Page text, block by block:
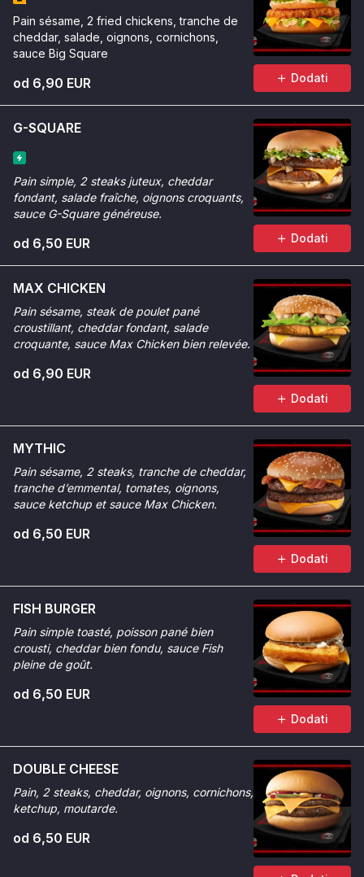
Pain sésame, 2 fried chickens, tranche de
cheddar, salade, oignons, cornichons,
sauce Big Square
od 6,90 EUR Dodati
G-SQUARE
Pain simple, 2 steaks juteux, cheddar
fondant, salade fraîche, oignons croquants,
sauce G-Square généreuse.
od 6,50 EUR Dodati
MAX CHICKEN
Pain sésame, steak de poulet pané
croustillant, cheddar fondant, salade
croquante, sauce Max Chicken bien relevée.
od 6,90 EUR
Dodati
MYTHIC
Pain sésame, 2 steaks, tranche de cheddar,
tranche d’emmental, tomates, oignons,
sauce ketchup et sauce Max Chicken.
od 6,50 EUR
Dodati
FISH BURGER
Pain simple toasté, poisson pané bien
crousti, cheddar bien fondu, sauce Fish
pleine de goût.
od 6,50 EUR
Dodati
DOUBLE CHEESE
Pain, 2 steaks, cheddar, oignons, cornichons,
ketchup, moutarde.
od 6,50 EUR